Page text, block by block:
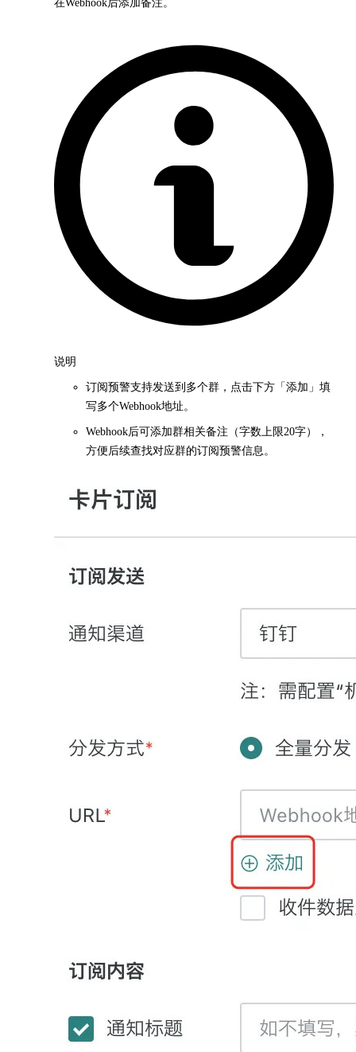
在Webhook后添加备注。
说明
订阅预警支持发送到多个群，点击下方「添加」填
写多个Webhook地址。
Webhook后可添加群相关备注（字数上限20字），
方便后续查找对应群的订阅预警信息。